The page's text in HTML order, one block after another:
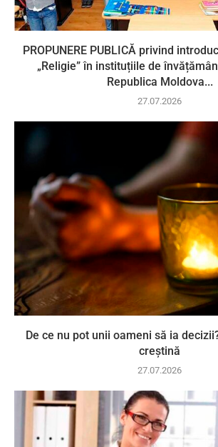
PROPUNERE PUBLICĂ privind
„Religie” în instituțiile de
Republica Moldova...
27.07.2026
De ce nu pot unii oameni să ia
creștină
27.07.2026